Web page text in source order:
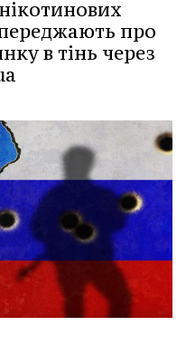
про
в тінь через